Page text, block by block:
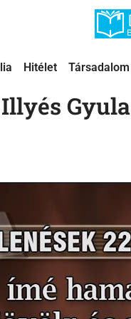
Hitélet Társadalom
Illyés